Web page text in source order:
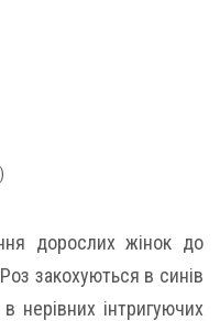
дорослих жінок до
закохуються в синів
нерівних інтригуючих